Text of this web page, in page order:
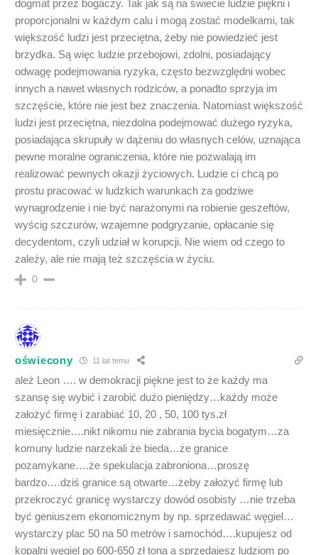
dogmat przez bogaczy. Tak jak są na świecie ludzie piękni i
proporcjonalni w każdym calu i mogą zostać modelkami, tak
większość ludzi jest przeciętna, żeby nie powiedzieć jest
brzydka. Są więc ludzie przebojowi, zdolni, posiadający
odwagę podejmowania ryzyka, często bezwzględni wobec
innych a nawet własnych rodziców, a ponadto sprzyja im
szczęście, które nie jest bez znaczenia. Natomiast większość
ludzi jest przeciętna, niezdolna podejmować dużego ryzyka,
posiadająca skrupuły w dążeniu do własnych celów, uznająca
pewne moralne ograniczenia, które nie pozwalają im
realizować pewnych okazji życiowych. Ludzie ci chcą po
prostu pracować w ludzkich warunkach za godziwe
wynagrodzenie i nie być narażonymi na robienie geszeftów,
wyścig szczurów, wzajemne podgryzanie, opłacanie się
decydentom, czyli udział w korupcji. Nie wiem od czego to
zależy, ale nie mają też szczęścia w życiu.
0
oświecony 11 lat temu
ależ Leon …. w demokracji piękne jest to że każdy ma
szansę się wybić i zarobić dużo pieniędzy…każdy może
założyć firmę i zarabiać 10, 20 , 50, 100 tys.zł
miesięcznie….nikt nikomu nie zabrania bycia bogatym…za
komuny ludzie narzekali że bieda…że granice
pozamykane….że spekulacja zabroniona…proszę
bardzo….dziś granice są otwarte…żeby założyć firmę lub
przekroczyć granicę wystarczy dowód osobisty …nie trzeba
być geniuszem ekonomicznym by np. sprzedawać węgiel…
wystarczy plac 50 na 50 metrów i samochód….kupujesz od
kopalni węgiel po 600-650 zł tona a sprzedajesz ludziom po